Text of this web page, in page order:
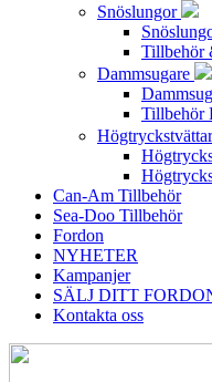
Snöslungor
Tillbehör
Dammsugare
Tillbehör
Can-Am Tillbehör
Sea-Doo Tillbehör
Fordon
NYHETER
Kampanjer
SÄLJ DITT
Kontakta oss